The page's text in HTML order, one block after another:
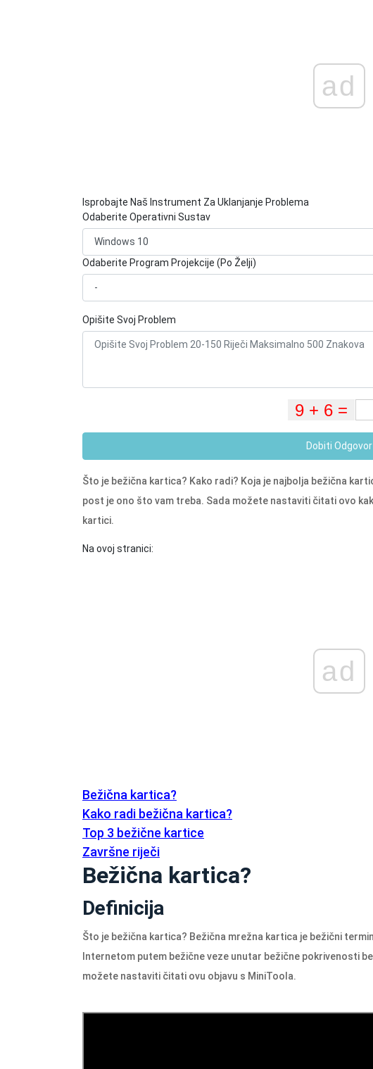
ad
Isprobajte Naš Instrument Za Uklanjanje Problema
Odaberite Operativni Sustav
Odaberite Program Projekcije (Po Želji)
Opišite Svoj Problem
Dobiti Odgovor
Što je bežična kartica? Kako radi? Koja je najbolja bežična
post je ono što vam treba. Sada možete nastaviti čitati ovo
kartici.
Na ovoj stranici:
ad
Bežična kartica?
Kako radi bežična kartica?
Top 3 bežične kartice
Završne riječi
Bežična kartica?
Definicija
Što je bežična kartica? Bežična mrežna kartica je bežični
Internetom putem bežične veze unutar bežične pokrivenosti
možete nastaviti čitati ovu objavu s MiniToola.